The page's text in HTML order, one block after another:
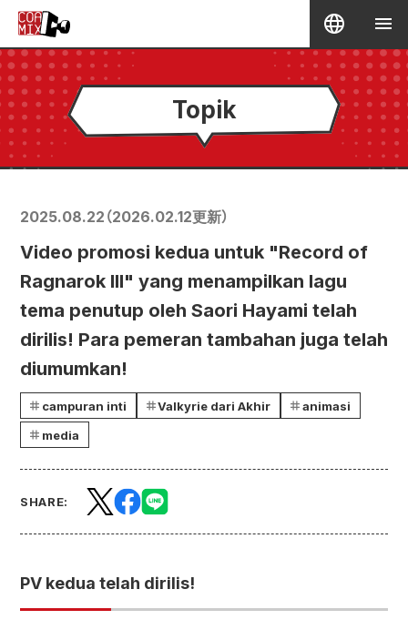
Topik
2025.08.22 （2026.02.12更新）
Video promosi kedua untuk "Record of
Ragnarok III" yang menampilkan lagu
tema penutup oleh Saori Hayami telah
dirilis! Para pemeran tambahan juga telah
diumumkan!
campuran inti Valkyrie dari Akhir
animasi
media
SHARE:
PV kedua telah dirilis!